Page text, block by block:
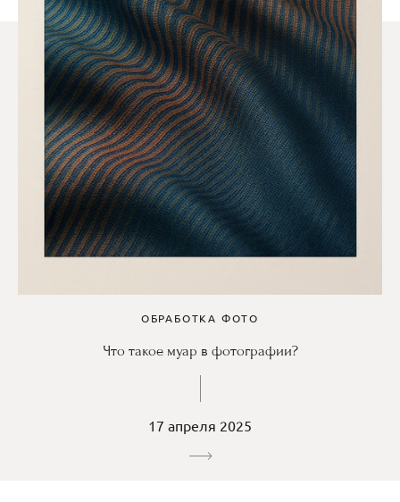
ОБРАБОТКА ФОТО
Что такое муар в фотографии?
17 апреля 2025